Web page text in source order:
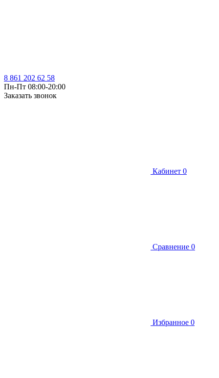
8 861 202 62 58
Пн-Пт 08:00-20:00
Заказать звонок
Кабинет 0
Сравнение 0
Избранное 0